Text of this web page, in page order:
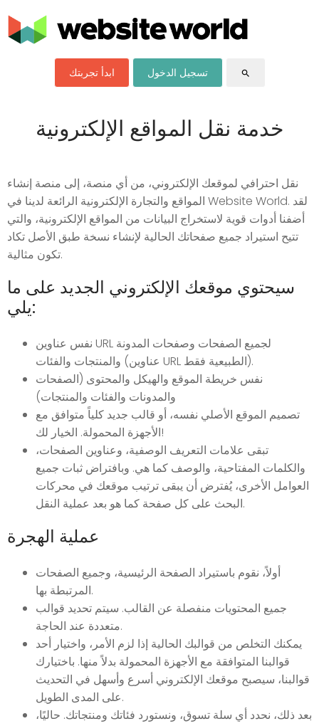
ابدأ تجربتك تسجيل الدخول search
خدمة نقل المواقع الإلكترونية
نقل احترافي لموقعك الإلكتروني، من أي منصة، إلى منصة إنشاء
المواقع والتجارة الإلكترونية الرائعة لدينا في Website World. لقد
أضفنا أدوات قوية لاستخراج البيانات من المواقع الإلكترونية، والتي
تتيح استيراد جميع صفحاتك الحالية لإنشاء نسخة طبق الأصل تكاد
تكون مثالية.
سيحتوي موقعك الإلكتروني الجديد على ما
يلي:
نفس عناوين URL لجميع الصفحات وصفحات المدونة
والمنتجات والفئات (عناوين URL الطبيعية فقط).
نفس خريطة الموقع والهيكل والمحتوى (الصفحات
والمدونات والفئات والمنتجات)
تصميم الموقع الأصلي نفسه، أو قالب جديد كلياً متوافق مع
الأجهزة المحمولة. الخيار لك!
تبقى علامات التعريف الوصفية، وعناوين الصفحات،
والكلمات المفتاحية، والوصف كما هي. وبافتراض ثبات جميع
العوامل الأخرى، يُفترض أن يبقى ترتيب موقعك في محركات
البحث على كل صفحة كما هو بعد عملية النقل.
عملية الهجرة
أولاً، نقوم باستيراد الصفحة الرئيسية، وجميع الصفحات
المرتبطة بها.
جميع المحتويات منفصلة عن القالب. سيتم تحديد قوالب
متعددة عند الحاجة.
يمكنك التخلص من قوالبك الحالية إذا لزم الأمر، واختيار أحد
قوالبنا المتوافقة مع الأجهزة المحمولة بدلاً منها. باختيارك
قوالبنا، سيصبح موقعك الإلكتروني أسرع وأسهل في التحديث
على المدى الطويل.
بعد ذلك، نحدد أي سلة تسوق، ونستورد فئاتك ومنتجاتك. حاليًا،